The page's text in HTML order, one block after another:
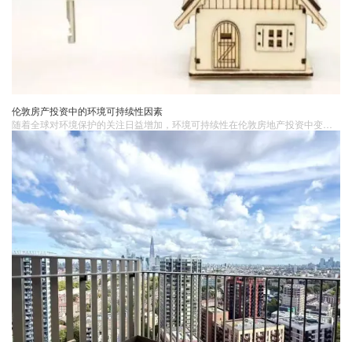
伦敦房产投资中的环境可持续性因素